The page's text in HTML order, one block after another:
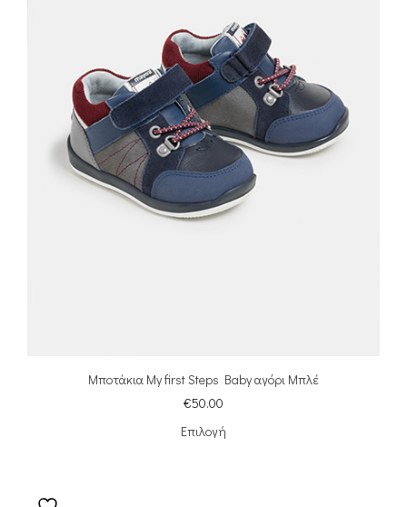
Μποτάκια My first Steps Baby αγόρι Μπλέ
€50.00
Επιλογή